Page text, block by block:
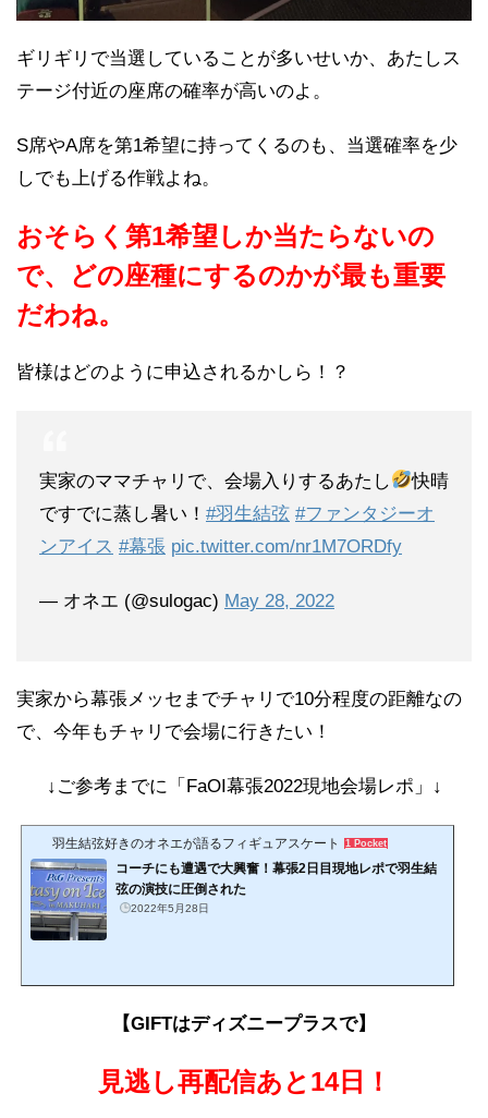
ギリギリで当選していることが多いせいか、あたしス
テージ付近の座席の確率が高いのよ。
S席やA席を第1希望に持ってくるのも、当選確率を少
しでも上げる作戦よね。
おそらく第1希望しか当たらないの
で、どの座種にするのかが最も重要
だわね。
皆様はどのように申込されるかしら！？
実家のママチャリで、会場入りするあたし
快晴
ですでに蒸し暑い！ #羽生結弦 #ファンタジーオ
ンアイス #幕張 pic.twitter.com/nr1M7ORDfy
— オネエ (@sulogac) May 28, 2022
実家から幕張メッセまでチャリで10分程度の距離なの
で、今年もチャリで会場に行きたい！
↓ご参考までに「FaOI幕張2022現地会場レポ」↓
羽生結弦好きのオネエが語るフィギュアスケート 1 Pocket
コーチにも遭遇で大興奮！幕張2日目現地レポで羽生結
弦の演技に圧倒された
2022年5月28日
【GIFTはディズニープラスで】
見逃し再配信あと14日！